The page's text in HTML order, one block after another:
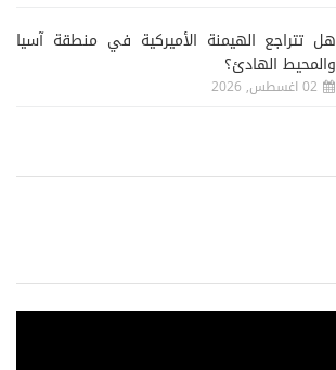
هل تتراجع الهيمنة الأميركية في منطقة آسيا
والمحيط الهادئ؟
02 اغسطس, 2026